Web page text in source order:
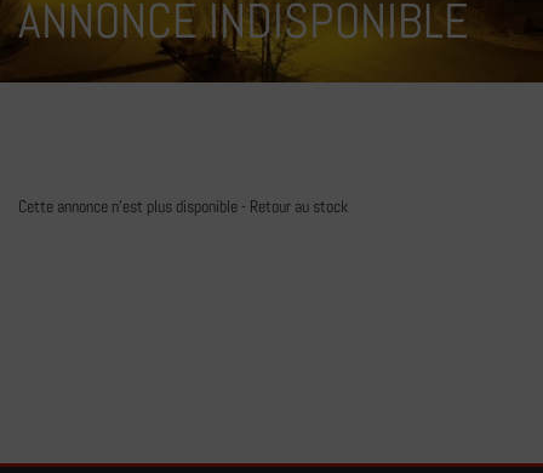
ANNONCE INDISPONIBLE
Cette annonce n'est plus disponible - Retour au stock